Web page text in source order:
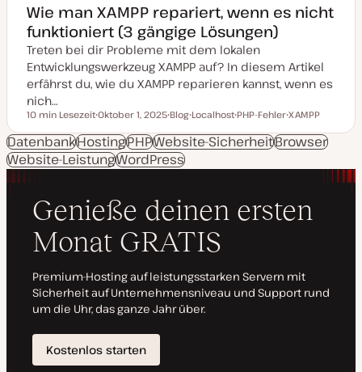
Wie man XAMPP repariert, wenn es nicht
funktioniert (3 gängige Lösungen)
Treten bei dir Probleme mit dem lokalen
Entwicklungswerkzeug XAMPP auf? In diesem Artikel
erfährst du, wie du XAMPP reparieren kannst, wenn es
nich…
Lesezeit
10 min Lesezeit
a
t
u
m
u
a
i
s
e
r
t
Oktober 1, 2025
o
s
t
T
Blog
h
e
a
Localhost
h
e
a
PHP-Fehler
h
e
a
XAMPP
DatenbankHostingPHPWebsite-SicherheitBrowser
Website-LeistungWordPress